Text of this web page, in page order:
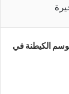
الكيطنة في